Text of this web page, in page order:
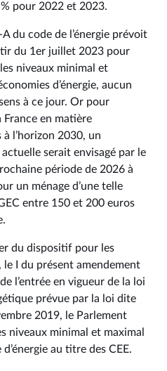
pour 2022 et 2023.
du code de l’énergie prévoit
du 1er juillet 2023 pour
niveaux minimal et
d’énergie, aucun
à ce jour. Or pour
en matière
à l’horizon 2030, un
serait envisagé par le
période de 2026 à
un ménage d’une telle
entre 150 et 200 euros
du dispositif pour les
le I du présent amendement
l’entrée en vigueur de la loi
prévue par la loi dite
2019, le Parlement
niveaux minimal et maximal
au titre des CEE.